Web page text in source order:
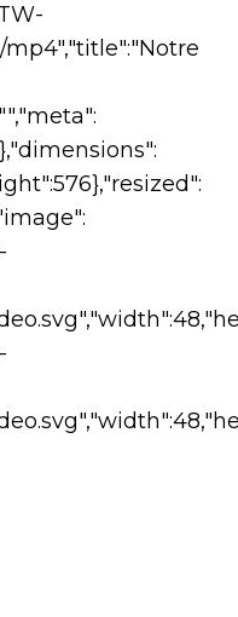
mp4","title":"Notre